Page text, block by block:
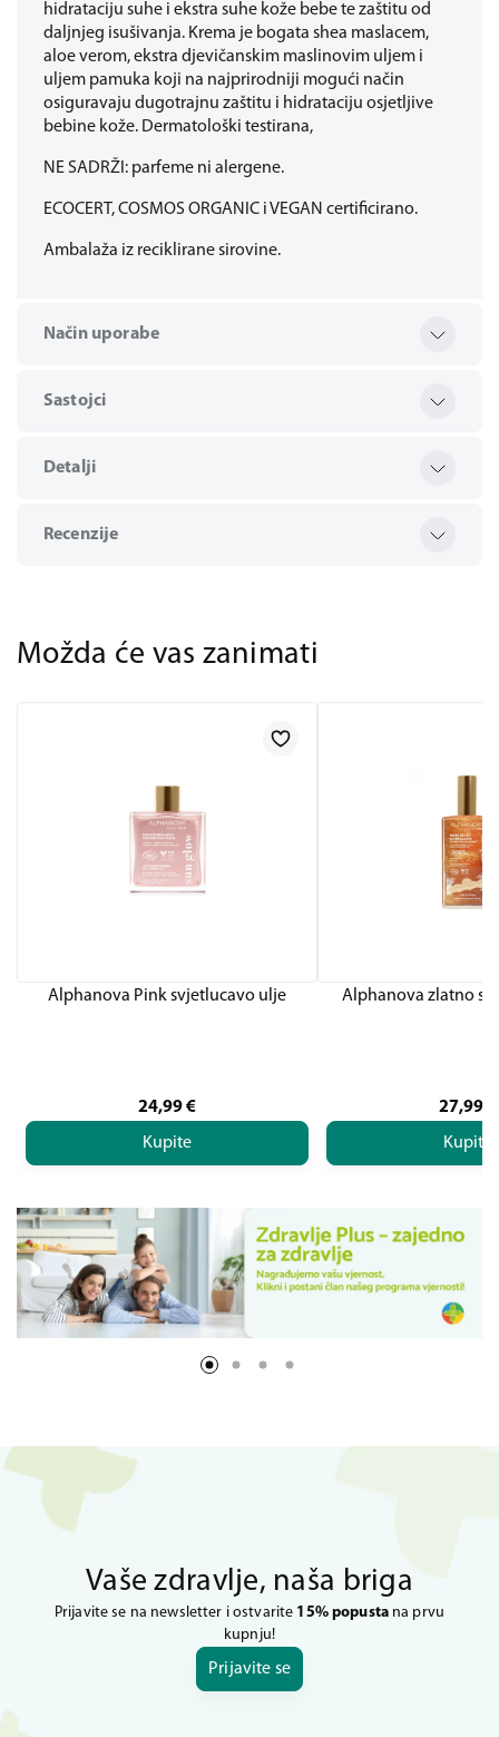
hidrataciju suhe i ekstra suhe kože bebe te zaštitu od
daljnjeg isušivanja. Krema je bogata shea maslacem,
aloe verom, ekstra djevičanskim maslinovim uljem i
uljem pamuka koji na najprirodniji mogući način
osiguravaju dugotrajnu zaštitu i hidrataciju osjetljive
bebine kože. Dermatološki testirana,
NE SADRŽI: parfeme ni alergene.
ECOCERT, COSMOS ORGANIC i VEGAN certificirano.
Ambalaža iz reciklirane sirovine.
Način uporabe
Sastojci
Detalji
Recenzije
Možda će vas zanimati
Alphanova Pink svjetlucavo ulje
24,99€
Kupite
Alphanova zlatno
27,99
Kupite
Vaše zdravlje, naša briga
Prijavite se na newsletter i ostvarite 15% popustana prvu
kupnju!
Prijavite se